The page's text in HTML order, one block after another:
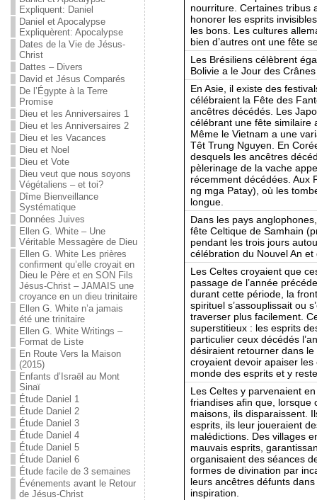
Expliquent: Daniel
Daniel et Apocalypse
Expliquèrent: Apocalypse
Dates de la Vie de Jésus-
Christ
Dattes – Divers
David et Jésus Comparés
De l’Égypte à la Terre
Promise
Dieu et les Anniversaires 1
Dieu et les Anniversaires 2
Dieu et les Vacances
Dieu et Noel
Dieu et Vote
Dieu veut que nous soyons
Végétaliens – et toi?
Dîme Bienveillance
Systématique
Données Juives
Ellen G. White – Une
Véritable Messagère de Dieu
Ellen G. White Les prières
confirment qu’elle croyait en
Dieu le Père et en SON Fils
Jésus-Christ – JAMAIS une
croyance en un dieu trinitaire
Ellen G. White n’a jamais
été une trinitaire
Ellen G. White Writings –
Format de Liste
En Route Vers la Maison
(2015)
Enfants d’Israël au Mont
Sinaï
Étude Daniel 1
Étude Daniel 2
Étude Daniel 3
Étude Daniel 4
Étude Daniel 5
Étude Daniel 6
Étude facile de 3 semaines
Événements avant le Retour
de Jésus-Christ
nourriture. Certaines tribus
honorer les esprits
les bons. Les cultures
bien d’autres ont une fête
Les Brésiliens célèbrent
Bolivie a le Jour des
En Asie, il existe des
célébraient la Fête des
ancêtres décédés. Les
célébrant une fête similaire
Même le Vietnam a une
Têt Trung Nguyen. En
desquels les ancêtres
pèlerinage de la vache
récemment décédées. Aux
ng mga Patay), où les
longue.
Dans les pays
fête Celtique de Samhain
pendant les trois jours
célébration du Nouvel An
Les Celtes croyaient que
passage de l’année
durant cette période, la
spirituel s’assouplissait ou
traverser plus facilement.
superstitieux : les esprits
particulier ceux décédés
désiraient retourner dans le
croyaient devoir apaiser
monde des esprits et y
Les Celtes y parvenaient
friandises afin que, lorsque
maisons, ils disparaissent.
esprits, ils leur joueraient
malédictions. Des villages
mauvais esprits,
organisaient des séances
formes de divination par
leurs ancêtres défunts
inspiration.